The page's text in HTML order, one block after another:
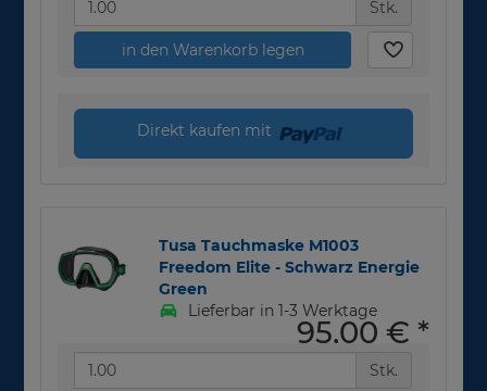
Stk.
in den Warenkorb legen
Direkt kaufen mit
Tusa Tauchmaske M1003
Freedom Elite - Schwarz Energie
Green
Lieferbar in 1-3 Werktage
95,00 € *
Stk.